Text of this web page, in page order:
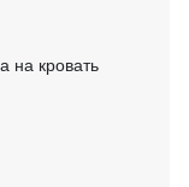
кровать